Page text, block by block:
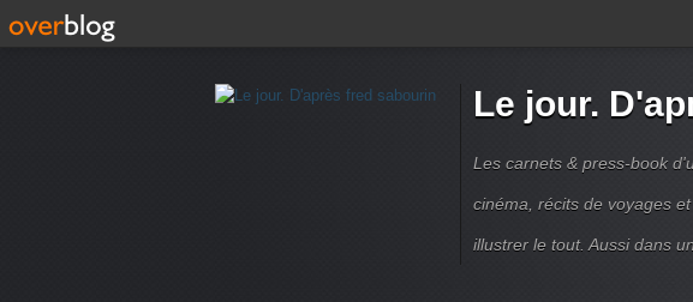
Le jour.
Les carnets & press-book
cinéma, récits de voyages
illustrer le tout. Aussi dans